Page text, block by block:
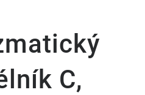
C,